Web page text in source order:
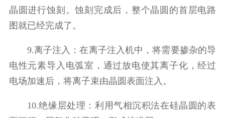
晶圆进行蚀刻。蚀刻完成后，整个晶圆的首层电路
图就已经完成了。
9.离子注入：在离子注入机中，将需要掺杂的导
电性元素导入电弧室，通过放电使其离子化，经过
电场加速后，将离子束由晶圆表面注入。
10.绝缘层处理：利用气相沉积法在硅晶圆的表